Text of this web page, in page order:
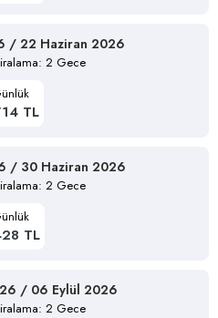
/ 22 Haziran 2026
2 Gece
TL
/ 30 Haziran 2026
2 Gece
TL
/ 06 Eylül 2026
2 Gece